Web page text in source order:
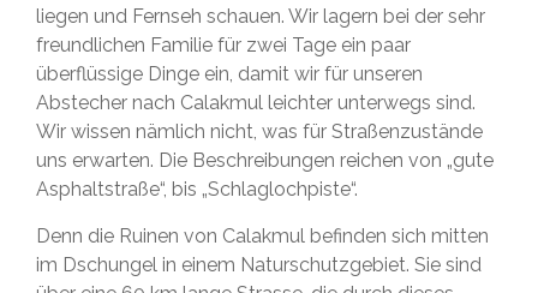
liegen und Fernseh schauen. Wir lagern bei der sehr
freundlichen Familie für zwei Tage ein paar
überflüssige Dinge ein, damit wir für unseren
Abstecher nach Calakmul leichter unterwegs sind.
Wir wissen nämlich nicht, was für Straßenzustände
uns erwarten. Die Beschreibungen reichen von „gute
Asphaltstraße“, bis „Schlaglochpiste“.
Denn die Ruinen von Calakmul befinden sich mitten
im Dschungel in einem Naturschutzgebiet. Sie sind